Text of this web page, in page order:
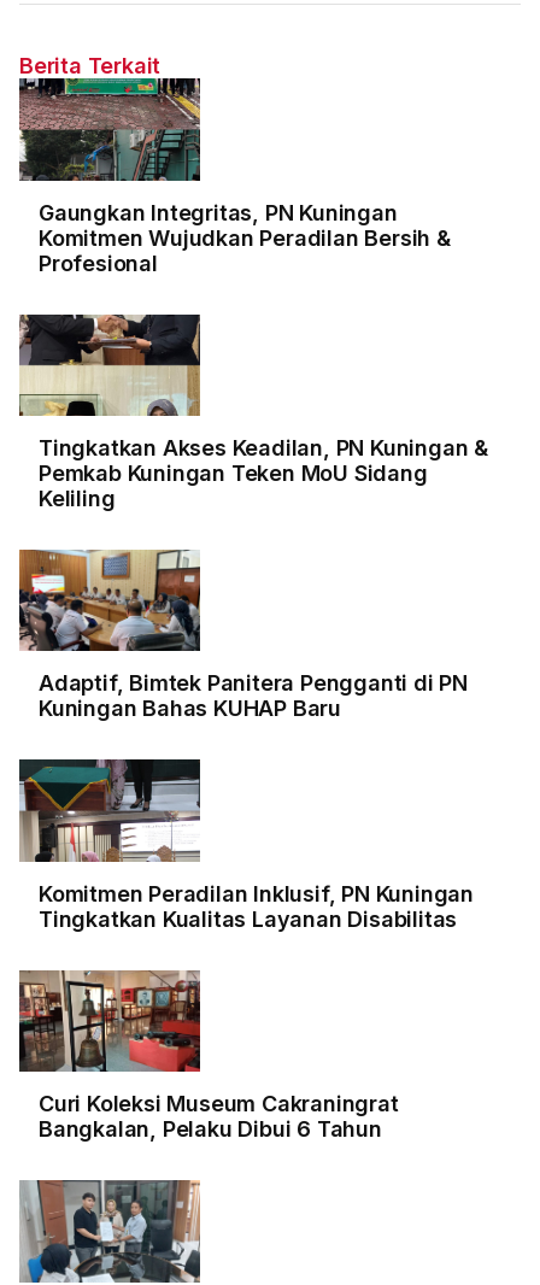
Berita Terkait
Gaungkan Integritas, PN Kuningan
Komitmen Wujudkan Peradilan Bersih &
Profesional
Tingkatkan Akses Keadilan, PN Kuningan &
Pemkab Kuningan Teken MoU Sidang
Keliling
Adaptif, Bimtek Panitera Pengganti di PN
Kuningan Bahas KUHAP Baru
Komitmen Peradilan Inklusif, PN Kuningan
Tingkatkan Kualitas Layanan Disabilitas
Curi Koleksi Museum Cakraningrat
Bangkalan, Pelaku Dibui 6 Tahun